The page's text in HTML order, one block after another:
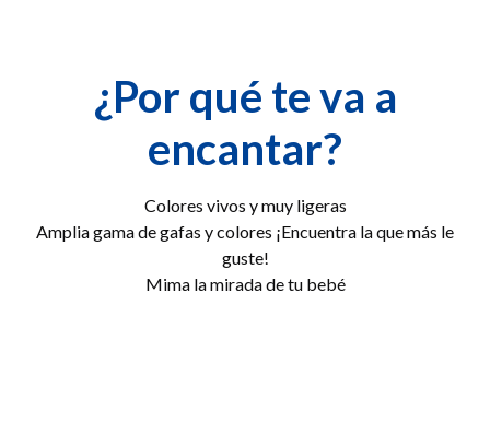
¿Por qué te va a
encantar?
Colores vivos y muy ligeras
Amplia gama de gafas y colores ¡Encuentra la que más le
guste!
Mima la mirada de tu bebé